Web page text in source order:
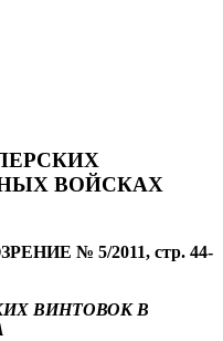
ВОЙСКАХ
№ 5/2011, стр. 44-
ВИНТОВОК В